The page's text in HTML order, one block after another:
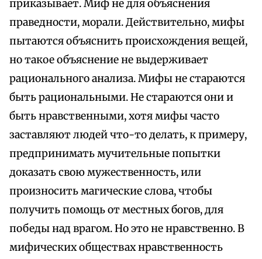
приказывает. Миф не для объяснения
праведности, морали. Действительно, мифы
пытаются объяснить происхождения вещей,
но такое объяснение не выдерживает
рационального анализа. Мифы не стараются
быть рациональными. Не стараются они и
быть нравственными, хотя мифы часто
заставляют людей что-то делать, к примеру,
предпринимать мучительные попытки
доказать свою мужественность, или
произносить магические слова, чтобы
получить помощь от местных богов, для
победы над врагом. Но это не нравственно. В
мифических обществах нравственность